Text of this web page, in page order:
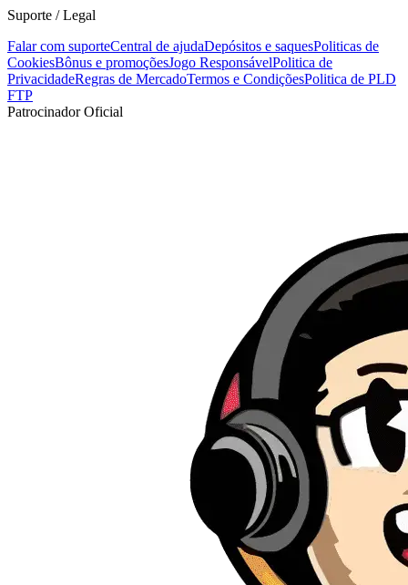
Suporte / Legal
Falar com suporteCentral de ajudaDepósitos e saquesPoliticas de
CookiesBônus e promoçõesJogo ResponsávelPolitica de
PrivacidadeRegras de MercadoTermos e CondiçõesPolitica de PLD
FTP
Patrocinador Oficial